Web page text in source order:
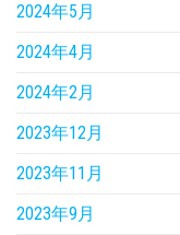
2024年5月
2024年4月
2024年2月
2023年12月
2023年11月
2023年9月